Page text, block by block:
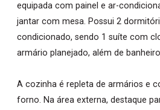
equipada com painel e ar-
jantar com mesa. Possui 2
condicionado, sendo 1 suíte com
armário planejado, além de
A cozinha é repleta de armários e
forno. Na área externa, destaque